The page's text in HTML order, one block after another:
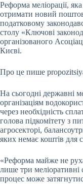
Реформа меліорації,
отримати новий
податковому
столу «Ключові
організованого
Києві.
Про це пише
На сьогодні державні
організаціям
через необхідність
голова підкомітету з
агросекторі,
яких немає коштів для
«Реформа майже не
лише три меліоративні
процес може